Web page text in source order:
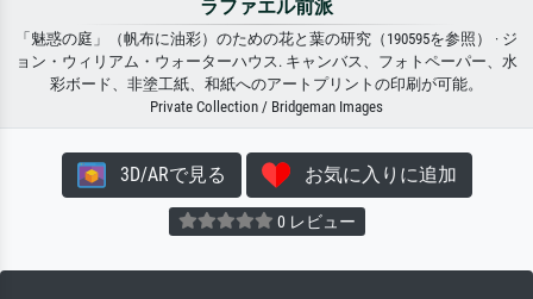
ラファエル前派
「魅惑の庭」（帆布に油彩）のための花と葉の研究（190595を参照） · ジ
ョン・ウィリアム・ウォーターハウス. キャンバス、フォトペーパー、水
彩ボード、非塗工紙、和紙へのアートプリントの印刷が可能。
Private Collection / Bridgeman Images
3D/ARで見る お気に入りに追加
0 レビュー